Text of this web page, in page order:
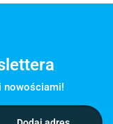
nowościami!